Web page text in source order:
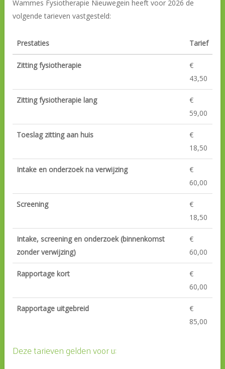
Wammes Fysiotherapie Nieuwegein heeft voor 2026 de
volgende tarieven vastgesteld:
Prestaties Tarief
Zitting fysiotherapie
€
43,50
Zitting fysiotherapie lang
€
59,00
Toeslag zitting aan huis
€
18,50
Intake en onderzoek na verwijzing
€
60,00
Screening
€
18,50
Intake, screening en onderzoek (binnenkomst
zonder verwijzing)
€
60,00
Rapportage kort
€
60,00
Rapportage uitgebreid
€
85,00
Deze tarieven gelden voor u: